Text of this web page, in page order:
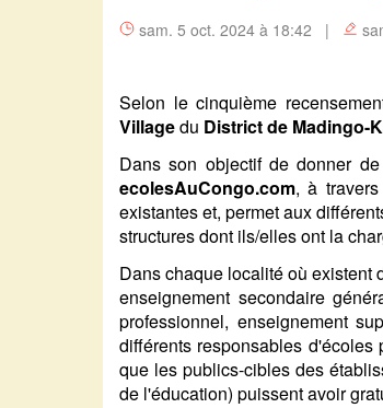
sam. 5 oct. 2024 à 18:42 |
Selon le cinquième
Villagedu District de Madingo-
Dans son objectif de donner
ecolesAuCongo.com, à
existantes et, permet aux
structures dont ils/elles ont la
Dans chaque localité où existent
enseignement secondaire
professionnel, enseignement
différents responsables
que les publics-cibles des
de l'éducation) puissent avoir